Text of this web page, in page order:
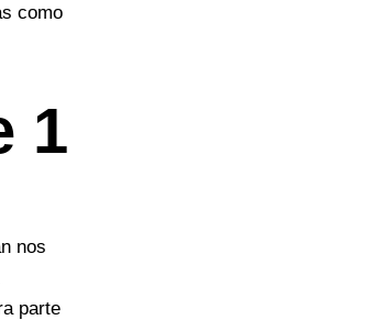
como
1
nos
parte